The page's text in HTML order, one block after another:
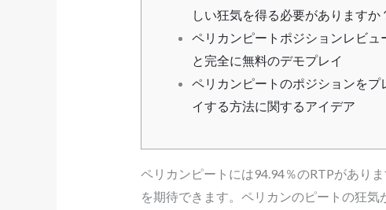
しい狂気を得る必要がありますか
ペリカンピートポジションレビュ
と完全に無料のデモプレイ
ペリカンピートのポジションをプ
イする方法に関するアイデア
ペリカンピートには94.94％のRTPがあり
を期待できます。ペリカンのピートの狂